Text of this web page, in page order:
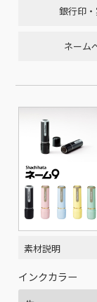
銀行印
ネーム
素材説明
インクカラー